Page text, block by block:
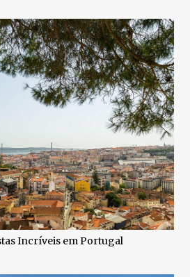
Incríveis em Portugal